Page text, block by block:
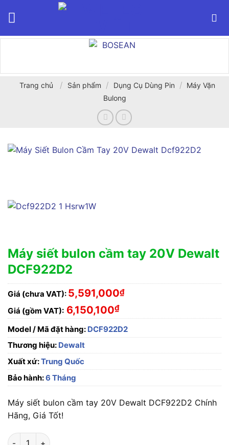
Trang chủ / Sản phẩm / Dụng Cụ Dùng Pin / Máy Vặn
Bulong
Máy siết bulon cầm tay 20V Dewalt
DCF922D2
Giá (chưa VAT): 5,591,000₫
Giá (gồm VAT): 6,150,100₫
Model / Mã đặt hàng: DCF922D2
Thương hiệu: Dewalt
Xuất xứ:Trung Quốc
Bảo hành:6 Tháng
Máy siết bulon cầm tay 20V Dewalt DCF922D2 Chính
Hãng, Giá Tốt!
Máy siết bulon cầm tay 20V Dewalt DCF922D2 số lượng